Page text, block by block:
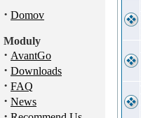
· Domov
Moduly
· AvantGo
· Downloads
· FAQ
· News